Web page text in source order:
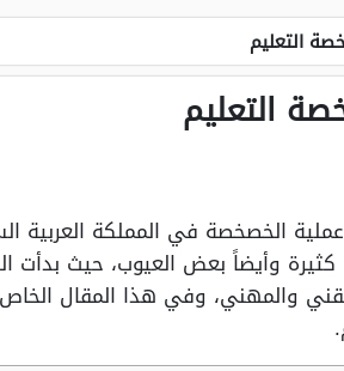
التعليم
التعليم
الخصخصة في المملكة العربية
كثيرة وأيضاً بعض العيوب، حيث بدأت
والمهني، وفي هذا المقال